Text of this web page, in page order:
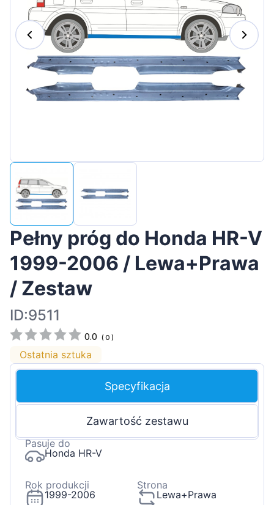
Magyar
Lietuvių
Português
Slovenian
Pełny próg do Honda HR-V
1999-2006 / Lewa+Prawa
/ Zestaw
ID:9511
0.0 (0 )
Ostatnia sztuka
Specyfikacja
Zawartość zestawu
Pasuje do
Honda HR-V
Rok produkcji
1999-2006
Strona
Lewa+Prawa